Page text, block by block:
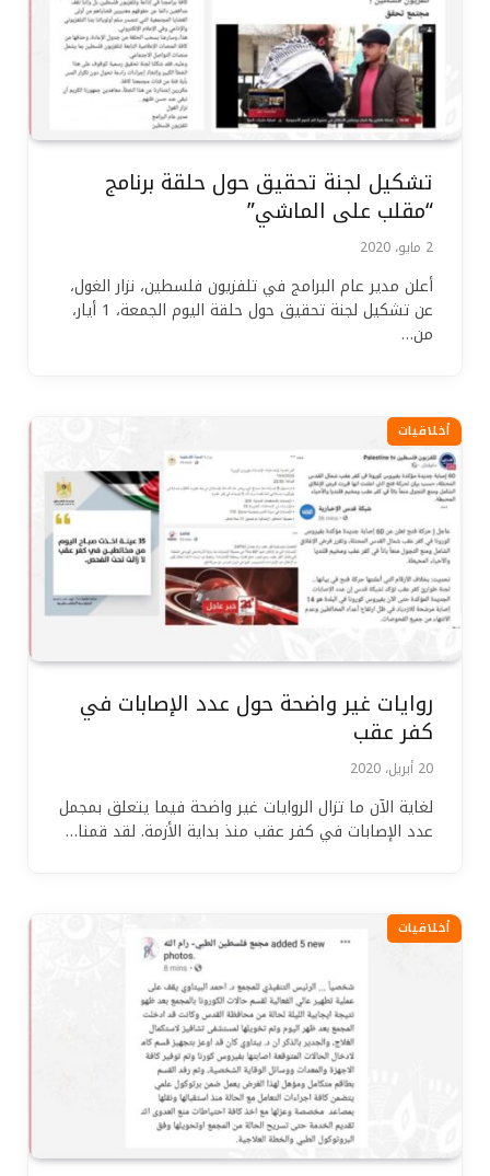
تشكيل لجنة تحقيق حول حلقة برنامج
“مقلب على الماشي”
2 مايو، 2020
أعلن مدير عام البرامج في تلفزيون فلسطين، نزار الغول،
عن تشكيل لجنة تحقيق حول حلقة اليوم الجمعة، 1 أيار،
من…
أخلاقيات
روايات غير واضحة حول عدد الإصابات في
كفر عقب
20 أبريل، 2020
لغاية الآن ما تزال الروايات غير واضحة فيما يتعلق بمجمل
عدد الإصابات في كفر عقب منذ بداية الأزمة. لقد قمنا…
أخلاقيات